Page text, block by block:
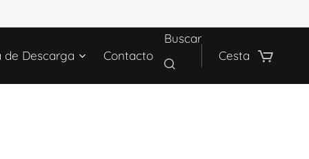
de Descarga Contacto
Buscar
Cesta